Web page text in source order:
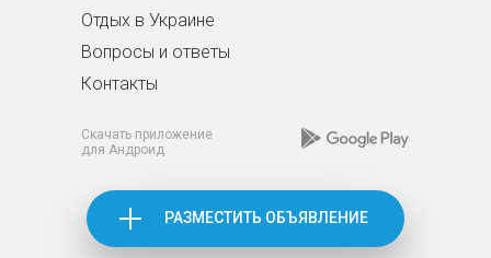
Отдых в Украине
Вопросы и ответы
Контакты
Скачать приложение
для Андроид
РАЗМЕСТИТЬ ОБЪЯВЛЕНИЕ